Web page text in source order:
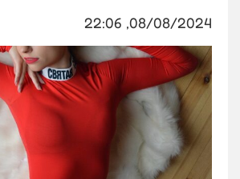
08/08/2024, 22:06